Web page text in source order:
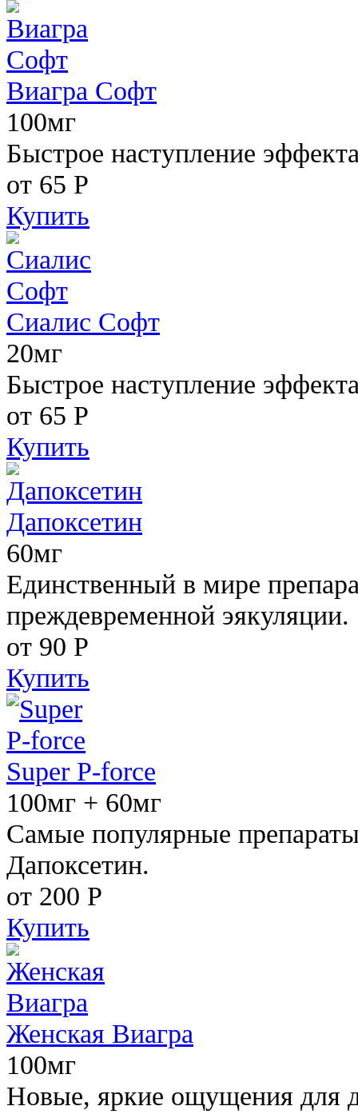
Виагра Софт
100мг
Быстрое наступление
от 65 Р
Купить
Сиалис Софт
20мг
Быстрое наступление
от 65 Р
Купить
Дапоксетин
60мг
Единственный в мире
преждевременной эякуляции.
от 90 Р
Купить
Super P-force
100мг + 60мг
Самые популярные
Дапоксетин.
от 200 Р
Купить
Женская Виагра
100мг
Новые, яркие ощущения для